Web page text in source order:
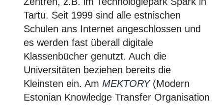
Tartu. Seit 1999 sind alle estnischen
Schulen ans Internet angeschlossen und
es werden fast überall digitale
Klassenbücher genutzt. Auch die
Universitäten beziehen bereits die
Kleinsten ein. Am MEKTORY(Modern
Estonian Knowledge Transfer Organisation